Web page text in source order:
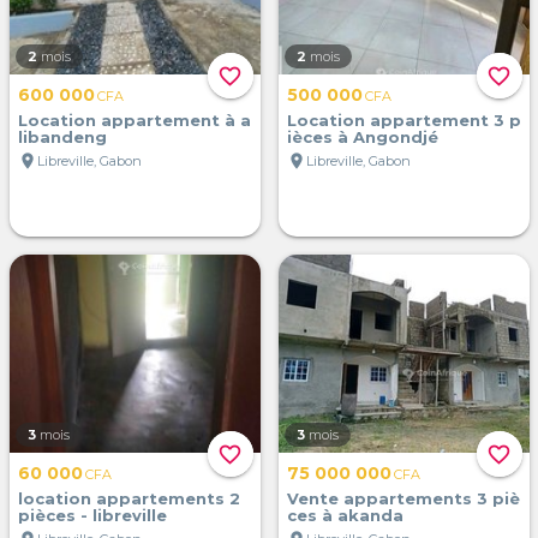
favorite_border
2 mois
600 000CFA
Location appartement à a
libandeng
location_on Libreville, Gabon
favorite_border
2 mois
500 000CFA
Location appartement 3 p
ièces à Angondjé
location_on Libreville, Gabon
favorite_border
3 mois
60 000CFA
location appartements 2
pièces - libreville
favorite_border
3 mois
75 000 000CFA
Vente appartements 3 piè
ces à akanda